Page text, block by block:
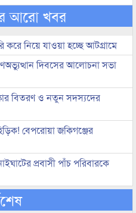
আরো খবর
নিয়ে যাওয়া হচ্ছে আটগ্রামে
দিবসের আলোচনা সভা
বিতরণ ও নতুন সদস্যদের
বেপরোয়া জকিগঞ্জের
প্রবাসী পাঁচ পরিবারকে